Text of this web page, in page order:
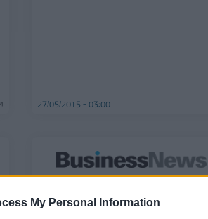
My Personal Information
27/05/2015 - 03:00
SingularLogic: Περισσότερες από